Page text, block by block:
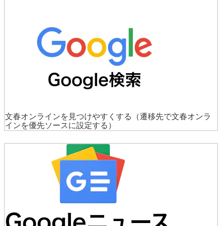
文春オンラインを見つけやすくする
（遷移先で文春オンラ
インを優先ソースに設定する）